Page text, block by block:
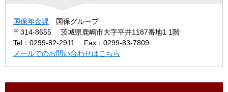
国保年金課
国保グループ
〒314-8655
茨城県鹿嶋市大字平井1187番地1 1階
Tel：0299-82-2911
Fax：0299-83-7809
メールでのお問い合わせはこちら